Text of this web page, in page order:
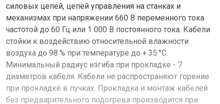
силовых цепей, цепей управления на станках и
механизмах при напряжении 660 В переменного тока
частотой до 60 Гц или 1 000 В постоянного тока. Кабели
стойки к воздействию относительной влажности
воздуха до 98 % при температуре до + 35 °С.
Минимальный радиус изгиба при прокладке - 7
диаметров кабеля. Кабели не распространяют горение
при прокладке в пучках. Прокладка и монтаж кабелей
без предварительного подогрева производится при